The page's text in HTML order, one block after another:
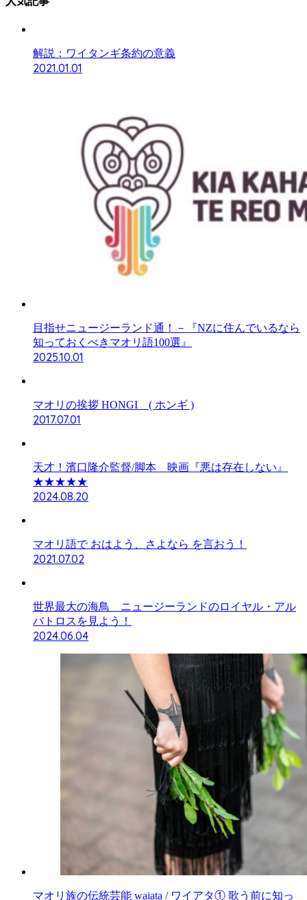
解説：ワイタンギ条約の意義
2021.01.01
目指せニュージーランド通！－『NZに住んでいるなら
知っておくべきマオリ語100選』
2025.10.01
マオリの挨拶 HONGI ( ホンギ )
2017.07.01
天才！濱口隆介監督/脚本 映画『悪は存在しない』
★★★★★
2024.08.20
マオリ語で おはよう、さよなら を言おう！
2021.07.02
世界最大の海鳥 ニュージーランドのロイヤル・アル
バトロスを見よう！
2024.06.04
マオリ族の伝統芸能 waiata / ワイアタ① 歌う前に知っ